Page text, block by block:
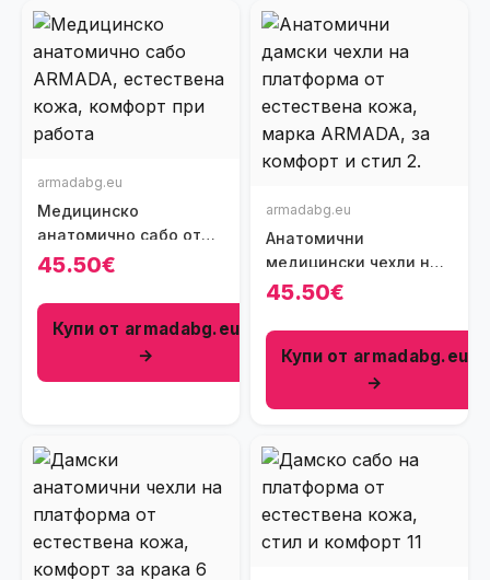
armadabg.eu
Медицинско
анатомично сабо от
естествена кожа
45.50€
Купи от armadabg.eu
→
armadabg.eu
Анатомични
медицински чехли на
платформа от
45.50€
Купи от armadabg.eu
→